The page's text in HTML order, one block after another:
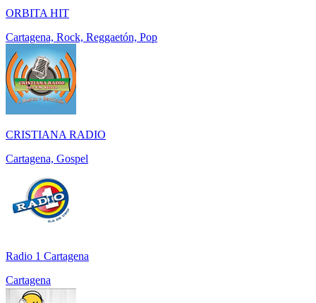
ORBITA HIT
Cartagena, Rock, Reggaetón, Pop
CRISTIANA RADIO
Cartagena, Gospel
Radio 1 Cartagena
Cartagena